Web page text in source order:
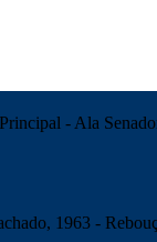
- Ala
1963 -